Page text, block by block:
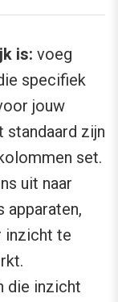
is: voeg
specifiek
jouw
standaard zijn
set.
uit naar
apparaten,
inzicht te
die inzicht